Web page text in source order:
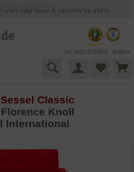
INNERHALB DEUTSCHLANDS
GARANTIE
Tel. 0221 9723920 English
Classic
Florence Knoll
International